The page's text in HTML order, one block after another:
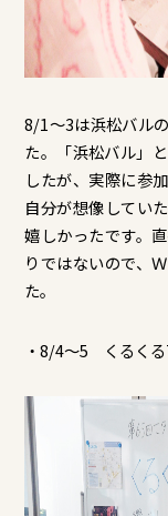
8/1～3は浜松バル
た。「浜松バル」
したが、実際に参
自分が想像してい
嬉しかったです。
りではないので、
た。
・8/4～5 くるく